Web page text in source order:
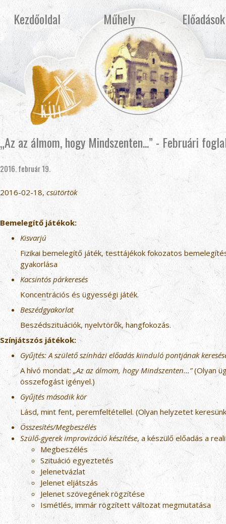
Kezdőoldal Műhely Előadások
„Az az álmom, hogy Mindszenten...” - Februári
2016. február 19.
2016-02-18,csütörtök
Bemelegítő játékok:
Kisvarjú
Fizikai bemelegítő játék, testtájékok fokozatos
gyakorlása
Kacsintós párkeresés
Koncentrációs és ügyességi játék.
Beszédgyakorlat
Beszédszituációk, nyelvtörők, hangfokozás.
Színjátszós játékok:
Gyűjtés: A születő színházi előadás kiinduló pontjának
A hívó mondat:„Az az álmom, hogy Mindszenten...”(Olyan
összefogást igényel.)
Gyűjtés második kör
Lásd, mint fent, peremfeltétellel. (Olyan helyzetet
Összesítés/Megbeszélés
Szülő-gyerek improvizáció készítése, a készülő előadás a
Megbeszélés
Szituáció egyeztetés
Jelenetvázlat
Jelenet eljátszás
Jelenet szövegének rögzítése
Ismétlés, immár rögzített változat megmutatása